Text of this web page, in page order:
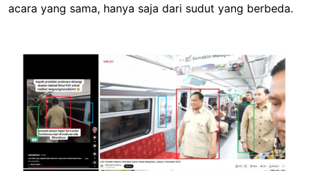
acara yang sama, hanya saja dari sudut yang berbeda.